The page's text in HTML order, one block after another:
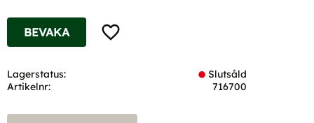
Lägg till i favoriter
BEVAKA
Lagerstatus
Slutsåld
Artikelnr
716700